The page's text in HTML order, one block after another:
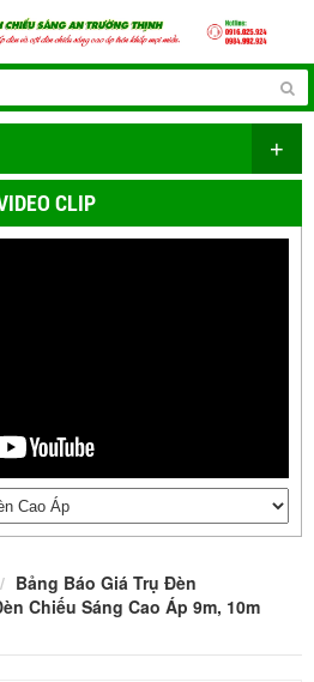
+
CLIP
Bảng Báo Giá Trụ Đèn
Chiếu Sáng Cao Áp 9m, 10m